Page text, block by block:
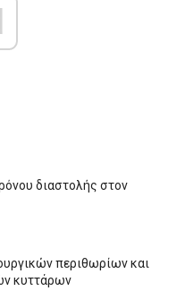
διαστολής στον
περιθωρίων και
κυττάρων